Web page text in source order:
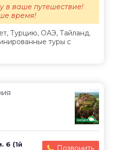
Турцию, ОАЭ, Тайланд.
туры с
в ваше путешествие!
время!
6 (1й
Позвонить